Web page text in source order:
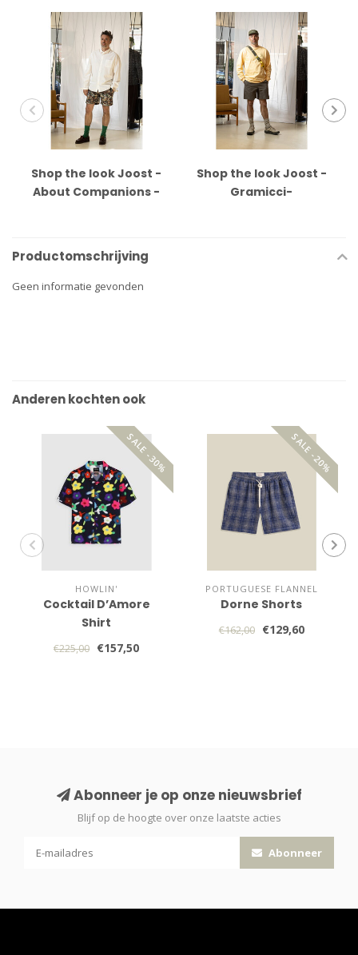
Shop the look Joost -
About Companions -
Shop the look Joost -
Gramicci-
Productomschrijving
Geen informatie gevonden
Anderen kochten ook
SALE -30%
HOWLIN'
Cocktail D’Amore
Shirt
€225,00 €157,50
SALE -20%
PORTUGUESE FLANNEL
Dorne Shorts
€162,00 €129,60
Abonneer je op onze nieuwsbrief
Blijf op de hoogte over onze laatste acties
Abonneer